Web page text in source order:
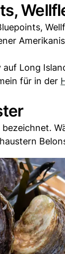
Long
für in der